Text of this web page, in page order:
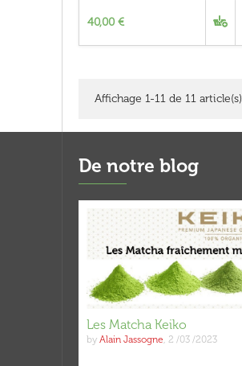
40,00 €
Affichage 1-11 de 11 article(s)
De notre blog
Les Matcha Keiko
by Alain Jassogne, 2 /03 /2023